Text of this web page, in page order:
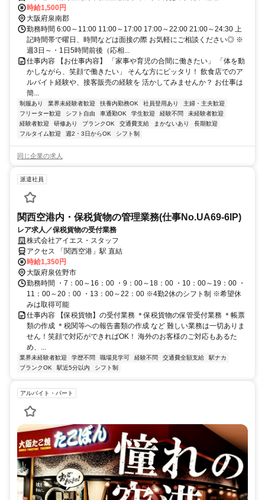
西空港南ウイング口徒歩約7分、ＪＲ関西空港線 関西空港南ウイング
口徒歩約7分
時給1,500円
大阪府泉南郡
勤務時間 6:00～11:00 11:00～17:00 17:00～22:00 21:00～24:30 上
記時間帯で曜日、時間などは面接の際 お気軽にご相談ください◎ ※
週3日～・1日5時間前後（応相...
仕事内容 【お仕事内容】 「家事や育児の合間に働きたい」 「体を動
かしながら、笑顔で働きたい」 そんな方にピッタリ！ 飲食店でのア
ルバイト経験や、接客販売の経験を 活かしてみませんか？ お仕事は
簡...
制服あり 業界未経験者歓迎 扶養内勤務OK 社員登用あり
主婦・主夫歓迎
フリーター歓迎
シフト自由 車通勤OK 学生歓迎 経験不問
未経験者歓迎
経験者歓迎
研修あり ブランクOK 交通費支給 まかないあり
長期歓迎
フルタイム歓迎
週2・3日からOK シフト制
同じ企業の求人
派遣社員
関西空港内・保税貨物の管理業務(仕事No.UA69-6IP)
レア求人／保税貨物の受付業務
株式会社アイエス・スタッフ
アクセス 「関西空港」駅 直結
時給1,350円
大阪府泉佐野市
勤務時間 ・7：00～16：00 ・9：00～18：00 ・10：00～19：00 ・
11：00～20：00 ・13：00～22：00 ※4勤2休のシフト制 ※希望休
みは取得可能
仕事内容 【保税貨物】の受付業務 ＊保税貨物の保管受付業務 ＊帳票
類の作成 ＊税関等への報告書類の作成 など 難しい業務は一切ありま
せん！笑顔で対応ができればOK！ 海外のお客様のご対応もあるた
め、...
業界未経験者歓迎 学歴不問 職場見学可 経験不問 交通費全額支給
駅ナカ
ブランクOK
駅近5分以内 シフト制
アルバイト・パート